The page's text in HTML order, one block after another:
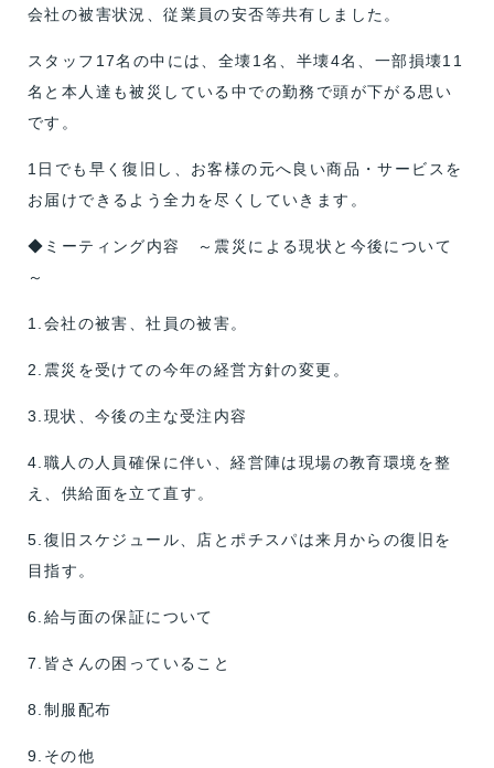
会社の被害状況、従業員の安否等共有しました。
スタッフ17名の中には、全壊1名、半壊4名、一部損壊11
名と本人達も被災している中での勤務で頭が下がる思い
です。
1日でも早く復旧し、お客様の元へ良い商品・サービスを
お届けできるよう全力を尽くしていきます。
◆ミーティング内容 ～震災による現状と今後について
～
1.会社の被害、社員の被害。
2.震災を受けての今年の経営方針の変更。
3.現状、今後の主な受注内容
4.職人の人員確保に伴い、経営陣は現場の教育環境を整
え、供給面を立て直す。
5.復旧スケジュール、店とポチスパは来月からの復旧を
目指す。
6.給与面の保証について
7.皆さんの困っていること
8.制服配布
9.その他